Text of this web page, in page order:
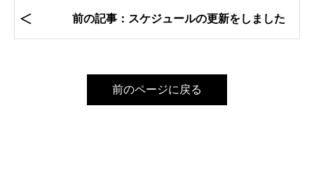
前の記事：スケジュールの更新をしました
前のページに戻る